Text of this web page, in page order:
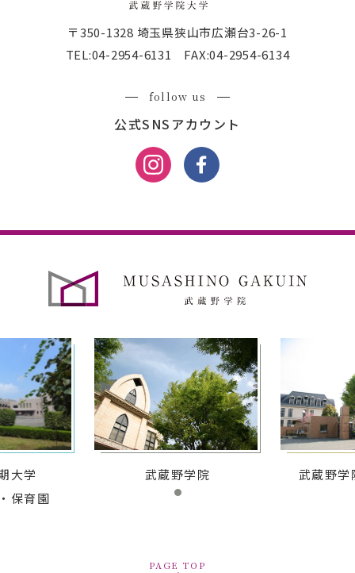
〒350-1328 埼玉県狭山市広瀬台3-26-1
TEL:04-2954-6131 FAX:04-2954-6134
follow us
公式SNSアカウント
大学
保育園
武蔵野学院 武蔵野学
PAGE TOP